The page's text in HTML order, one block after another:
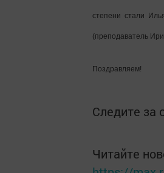
степени стали
(преподаватель
Поздравляем!
Следите
Читайте